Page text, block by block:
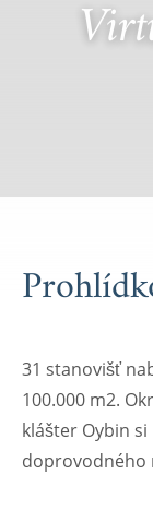
31 stanovišť
100.000 m2.
klášter Oybin
doprovodného